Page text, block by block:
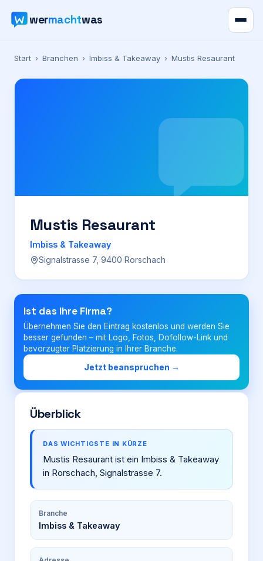
wermachtwas
Verzeichnis
Karte
Preise
Für Firmen
Login
Firma eintragen
Start › Branchen › Imbiss & Takeaway › Mustis Resaurant
Mustis Resaurant
Imbiss & Takeaway
Signalstrasse 7, 9400 Rorschach
Ist das Ihre Firma?
Übernehmen Sie den Eintrag kostenlos und werden Sie
besser gefunden – mit Logo, Fotos, Dofollow-Link und
bevorzugter Platzierung in Ihrer Branche.
Jetzt beanspruchen →
Überblick
DAS WICHTIGSTE IN KÜRZE
Mustis Resaurant ist ein Imbiss & Takeaway
in Rorschach, Signalstrasse 7.
Branche
Imbiss & Takeaway